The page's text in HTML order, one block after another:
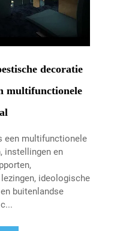
decoratie
multifunctionele
een multifunctionele
instellingen en
ideologische
buitenlandse